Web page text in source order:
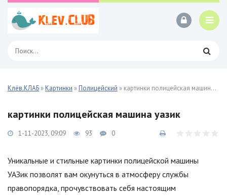
Клёв.КЛАБ »Картинки »Полицейский » картинки полицейская машина уазик
картинки полицейская машина уазик
1-11-2023, 09:09 93 0
Уникальные и стильные картинки полицейской машины
УАЗик позволят вам окунуться в атмосферу службы
правопорядка, прочувствовать себя настоящим